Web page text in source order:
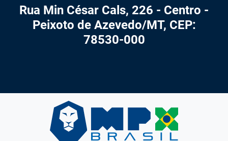
Rua Min César Cals, 226 - Centro -
Peixoto de Azevedo/MT, CEP:
78530-000